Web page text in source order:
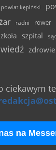
powiat kępiński
radni rower
szpital
zdrowie
ciekawym
na